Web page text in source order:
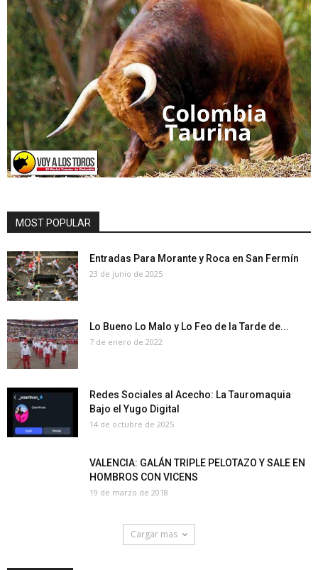
MOST POPULAR
Entradas Para Morante y Roca en San Fermín
23 de junio de 2025
Lo Bueno Lo Malo y Lo Feo de la Tarde de...
7 de enero de 2022
Redes Sociales al Acecho: La Tauromaquia
Bajo el Yugo Digital
14 de octubre de 2025
VALENCIA: GALÁN TRIPLE PELOTAZO Y SALE EN
HOMBROS CON VICENS
19 de marzo de 2018
Cargar mas